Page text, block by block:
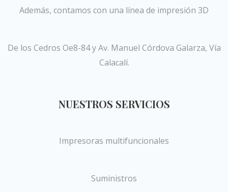
Además, contamos con una línea de impresión 3D
De los Cedros Oe8-84 y Av. Manuel Córdova Galarza, Vía
Calacalí.
NUESTROS SERVICIOS
Impresoras multifuncionales
Suministros